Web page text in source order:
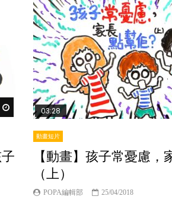
Watch Later03:28
動畫短片
【動畫】孩子常憂慮，
（上）
POPA編輯部 25/04/2018